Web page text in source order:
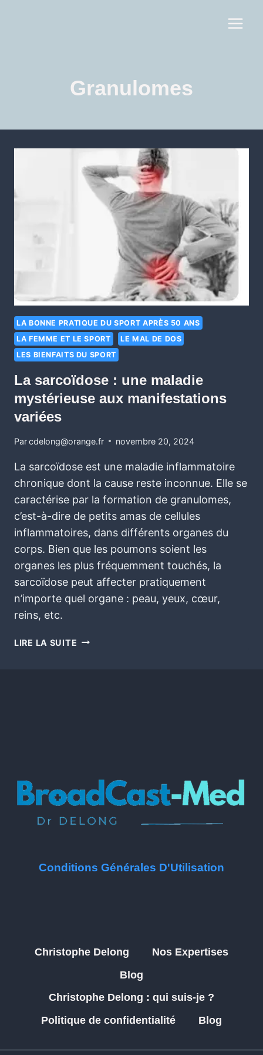
Granulomes
LA BONNE PRATIQUE DU SPORT APRÈS 50 ANS
LA FEMME ET LE SPORT
LE MAL DE DOS
LES BIENFAITS DU SPORT
La sarcoïdose : une maladie
mystérieuse aux manifestations
variées
Parcdelong@orange.fr novembre 20, 2024
La sarcoïdose est une maladie inflammatoire
chronique dont la cause reste inconnue. Elle se
caractérise par la formation de granulomes,
c’est-à-dire de petits amas de cellules
inflammatoires, dans différents organes du
corps. Bien que les poumons soient les
organes les plus fréquemment touchés, la
sarcoïdose peut affecter pratiquement
n’importe quel organe : peau, yeux, cœur,
reins, etc.
LIRE LA SUITE
Conditions Générales D'Utilisation
Christophe Delong
Nos Expertises
Blog
Christophe Delong : qui suis-je ?
Politique de confidentialité
Blog